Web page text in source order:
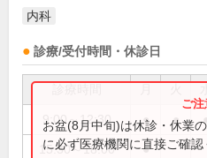
内科
診療/受付時間・休診日
9:00～12:30 ● ●
15:30～18:00 ●
お盆(8月中旬)は休診・休業
に必ず医療機関に直接ご確認